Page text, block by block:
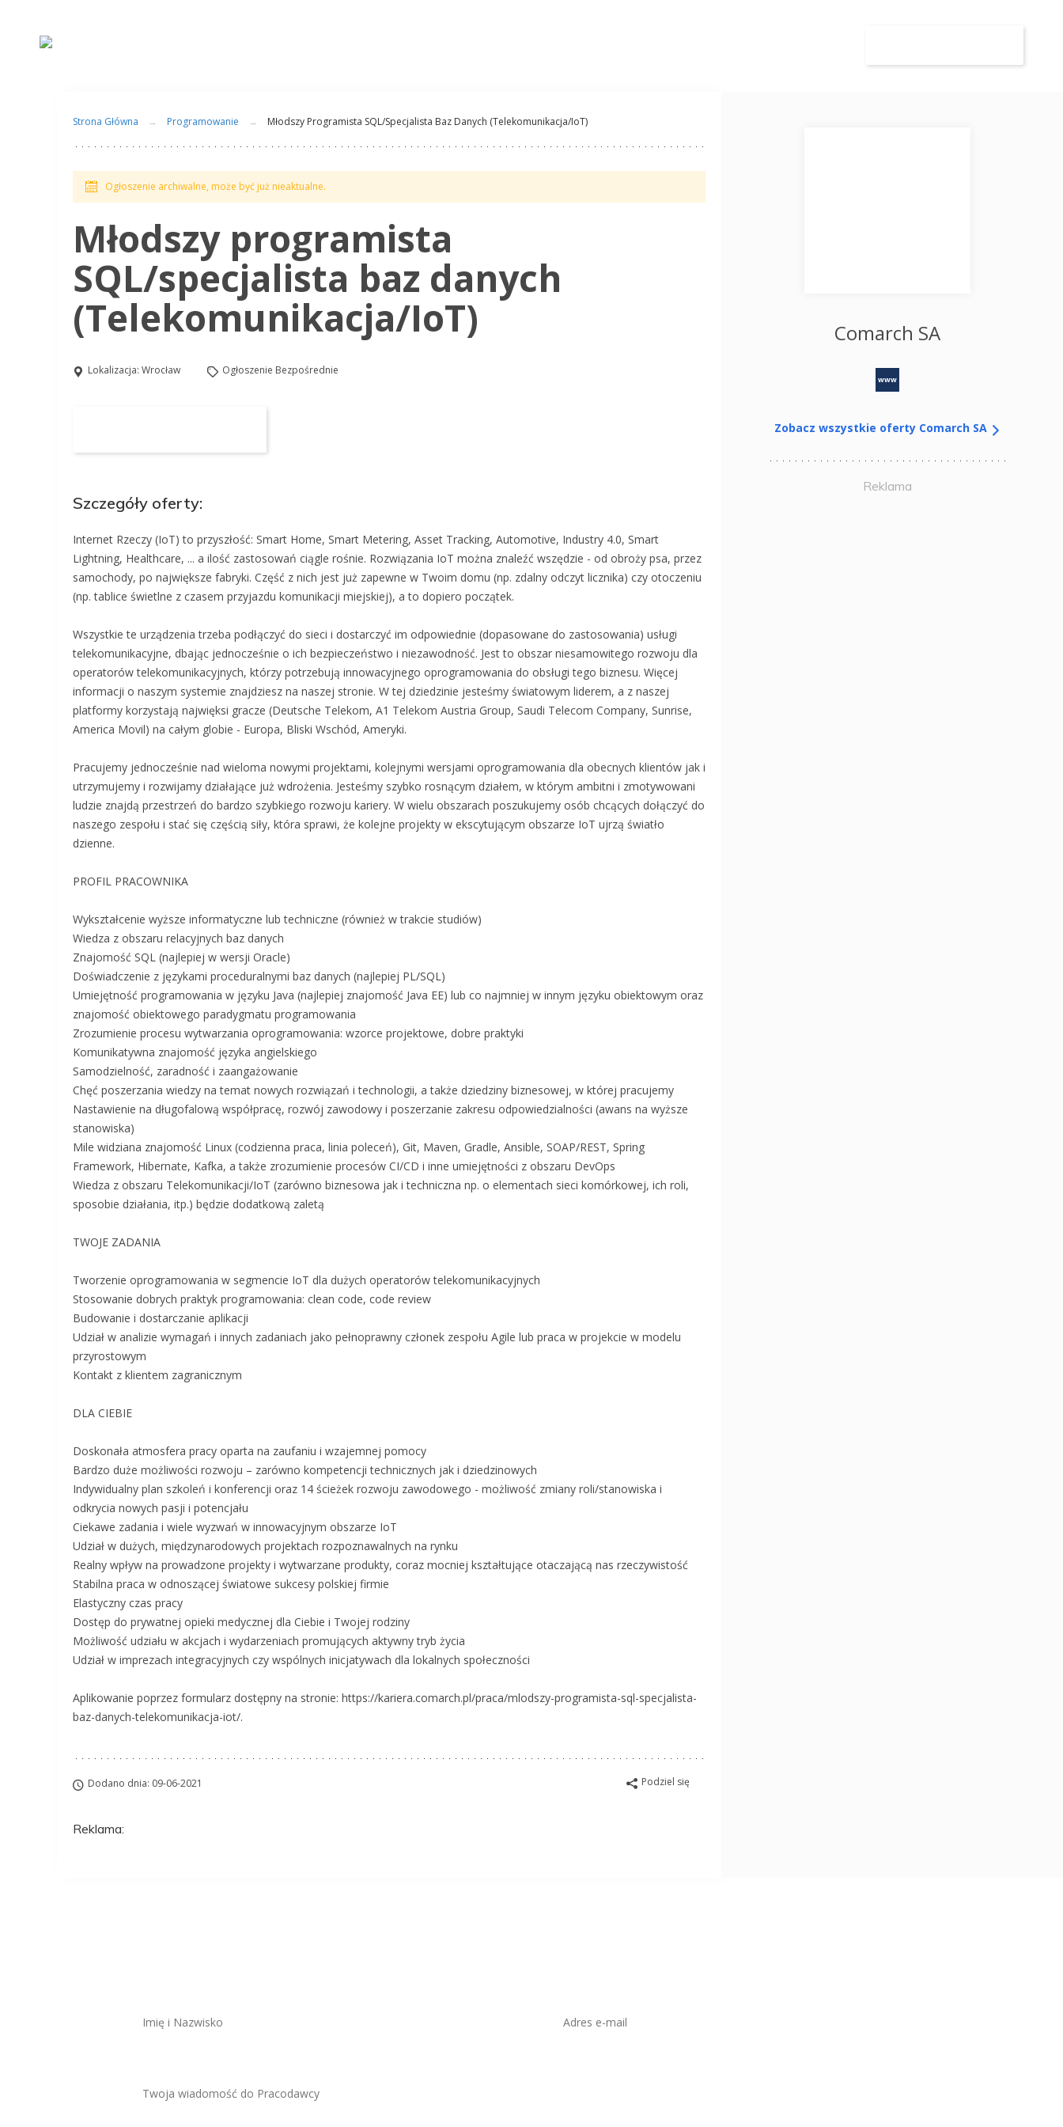
Strona Główna Programowanie Młodszy Programista SQL/specjalista Baz Danych (Telekomunikacja/IoT)
Ogłoszenie archiwalne, może być już nieaktualne.
Młodszy programista
SQL/specjalista baz danych
(Telekomunikacja/IoT)
Lokalizacja: Wrocław Ogłoszenie Bezpośrednie
Szczegóły oferty:
Internet Rzeczy (IoT) to przyszłość: Smart Home, Smart Metering, Asset Tracking, Automotive, Industry 4.0, Smart
Lightning, Healthcare, ... a ilość zastosowań ciągle rośnie. Rozwiązania IoT można znaleźć wszędzie - od obroży psa, przez
samochody, po największe fabryki. Część z nich jest już zapewne w Twoim domu (np. zdalny odczyt licznika) czy otoczeniu
(np. tablice świetlne z czasem przyjazdu komunikacji miejskiej), a to dopiero początek.
Wszystkie te urządzenia trzeba podłączyć do sieci i dostarczyć im odpowiednie (dopasowane do zastosowania) usługi
telekomunikacyjne, dbając jednocześnie o ich bezpieczeństwo i niezawodność. Jest to obszar niesamowitego rozwoju dla
operatorów telekomunikacyjnych, którzy potrzebują innowacyjnego oprogramowania do obsługi tego biznesu. Więcej
informacji o naszym systemie znajdziesz na naszej stronie. W tej dziedzinie jesteśmy światowym liderem, a z naszej
platformy korzystają najwięksi gracze (Deutsche Telekom, A1 Telekom Austria Group, Saudi Telecom Company, Sunrise,
America Movil) na całym globie - Europa, Bliski Wschód, Ameryki.
Pracujemy jednocześnie nad wieloma nowymi projektami, kolejnymi wersjami oprogramowania dla obecnych klientów jak i
utrzymujemy i rozwijamy działające już wdrożenia. Jesteśmy szybko rosnącym działem, w którym ambitni i zmotywowani
ludzie znajdą przestrzeń do bardzo szybkiego rozwoju kariery. W wielu obszarach poszukujemy osób chcących dołączyć do
naszego zespołu i stać się częścią siły, która sprawi, że kolejne projekty w ekscytującym obszarze IoT ujrzą światło
dzienne.
PROFIL PRACOWNIKA
Wykształcenie wyższe informatyczne lub techniczne (również w trakcie studiów)
Wiedza z obszaru relacyjnych baz danych
Znajomość SQL (najlepiej w wersji Oracle)
Doświadczenie z językami proceduralnymi baz danych (najlepiej PL/SQL)
Umiejętność programowania w języku Java (najlepiej znajomość Java EE) lub co najmniej w innym języku obiektowym oraz
znajomość obiektowego paradygmatu programowania
Zrozumienie procesu wytwarzania oprogramowania: wzorce projektowe, dobre praktyki
Komunikatywna znajomość języka angielskiego
Samodzielność, zaradność i zaangażowanie
Chęć poszerzania wiedzy na temat nowych rozwiązań i technologii, a także dziedziny biznesowej, w której pracujemy
Nastawienie na długofalową współpracę, rozwój zawodowy i poszerzanie zakresu odpowiedzialności (awans na wyższe
stanowiska)
Mile widziana znajomość Linux (codzienna praca, linia poleceń), Git, Maven, Gradle, Ansible, SOAP/REST, Spring
Framework, Hibernate, Kafka, a także zrozumienie procesów CI/CD i inne umiejętności z obszaru DevOps
Wiedza z obszaru Telekomunikacji/IoT (zarówno biznesowa jak i techniczna np. o elementach sieci komórkowej, ich roli,
sposobie działania, itp.) będzie dodatkową zaletą
TWOJE ZADANIA
Tworzenie oprogramowania w segmencie IoT dla dużych operatorów telekomunikacyjnych
Stosowanie dobrych praktyk programowania: clean code, code review
Budowanie i dostarczanie aplikacji
Udział w analizie wymagań i innych zadaniach jako pełnoprawny członek zespołu Agile lub praca w projekcie w modelu
przyrostowym
Kontakt z klientem zagranicznym
DLA CIEBIE
Doskonała atmosfera pracy oparta na zaufaniu i wzajemnej pomocy
Bardzo duże możliwości rozwoju – zarówno kompetencji technicznych jak i dziedzinowych
Indywidualny plan szkoleń i konferencji oraz 14 ścieżek rozwoju zawodowego - możliwość zmiany roli/stanowiska i
odkrycia nowych pasji i potencjału
Ciekawe zadania i wiele wyzwań w innowacyjnym obszarze IoT
Udział w dużych, międzynarodowych projektach rozpoznawalnych na rynku
Realny wpływ na prowadzone projekty i wytwarzane produkty, coraz mocniej kształtujące otaczającą nas rzeczywistość
Stabilna praca w odnoszącej światowe sukcesy polskiej firmie
Elastyczny czas pracy
Dostęp do prywatnej opieki medycznej dla Ciebie i Twojej rodziny
Możliwość udziału w akcjach i wydarzeniach promujących aktywny tryb życia
Udział w imprezach integracyjnych czy wspólnych inicjatywach dla lokalnych społeczności
Aplikowanie poprzez formularz dostępny na stronie: https://kariera.comarch.pl/praca/mlodszy-programista-sql-specjalista-
baz-danych-telekomunikacja-iot/.
Dodano dnia: 09-06-2021 Podziel się
Reklama:
Comarch SA
www
Zobacz wszystkie oferty Comarch SA
Reklama